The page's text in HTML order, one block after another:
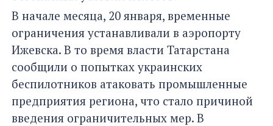
В начале месяца, 20 января, временные
ограничения устанавливали в аэропорту
Ижевска. В то время власти Татарстана
сообщили о попытках украинских
беспилотников атаковать промышленные
предприятия региона, что стало причиной
введения ограничительных мер. В